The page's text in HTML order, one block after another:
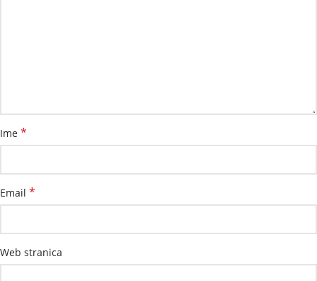
Ime *
Email *
Web stranica